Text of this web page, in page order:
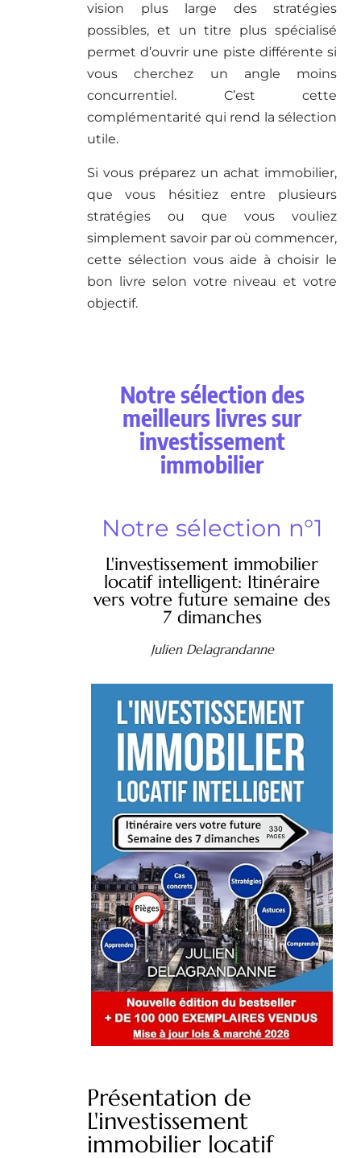
vision plus large des stratégies
possibles, et un titre plus spécialisé
permet d’ouvrir une piste différente si
vous cherchez un angle moins
concurrentiel. C’est cette
complémentarité qui rend la sélection
utile.
Si vous préparez un achat immobilier,
que vous hésitiez entre plusieurs
stratégies ou que vous vouliez
simplement savoir par où commencer,
cette sélection vous aide à choisir le
bon livre selon votre niveau et votre
objectif.
Notre sélection des
meilleurs livres sur
investissement
immobilier
Notre sélection n°1
L'investissement immobilier
locatif intelligent: Itinéraire
vers votre future semaine des
7 dimanches
Julien Delagrandanne
Présentation de
L'investissement
immobilier locatif